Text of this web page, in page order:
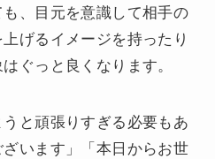
、目元を意識して相手の
げるイメージを持ったり
ぐっと良くなります。
と頑張りすぎる必要もあ
います」「本日からお世